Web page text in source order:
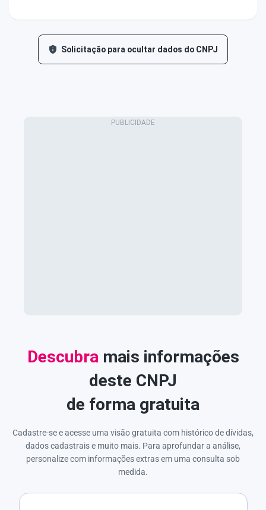
Solicitação para ocultar dados do CNPJ
Descubra mais informações
deste CNPJ
de forma gratuita
Cadastre-se e acesse uma visão gratuita com histórico de dívidas,
dados cadastrais e muito mais. Para aprofundar a análise,
personalize com informações extras em uma consulta sob
medida.